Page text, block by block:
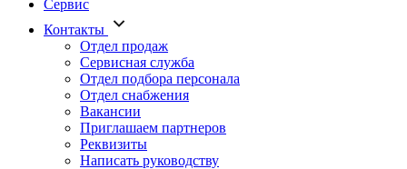
Сервис
Контакты
Отдел продаж
Сервисная служба
Отдел подбора персонала
Отдел снабжения
Вакансии
Приглашаем партнеров
Реквизиты
Написать руководству